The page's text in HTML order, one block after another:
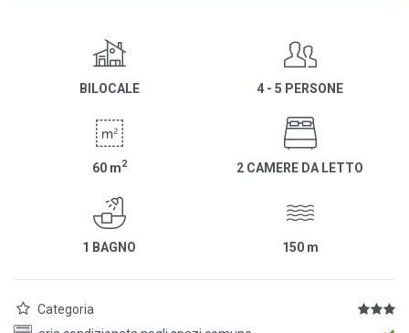
BILOCALE 4 - 5 PERSONE
60 m2 2 CAMERE DA LETTO
1 BAGNO 150 m
Categoria